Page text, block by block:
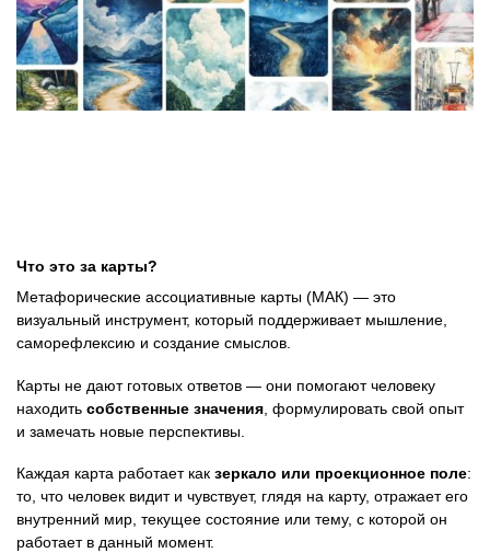
Что это за карты?
Метафорические ассоциативные карты (МАК) — это
визуальный инструмент, который поддерживает мышление,
саморефлексию и создание смыслов.
Карты не дают готовых ответов — они помогают человеку
находить собственные значения , формулировать свой опыт
и замечать новые перспективы.
Каждая карта работает как зеркало или проекционное поле:
то, что человек видит и чувствует, глядя на карту, отражает его
внутренний мир, текущее состояние или тему, с которой он
работает в данный момент.